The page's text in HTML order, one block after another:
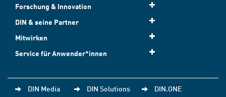
Forschung & Innovation
DIN & seine Partner
Mitwirken
Service für Anwender*innen
DIN Media DIN Solutions DIN.ONE